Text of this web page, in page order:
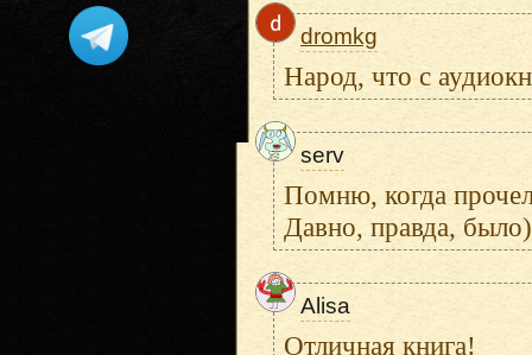
dromkg
Народ, что с
serv
Помню, когда
Давно, правда,
Alisa
Отличная книга!